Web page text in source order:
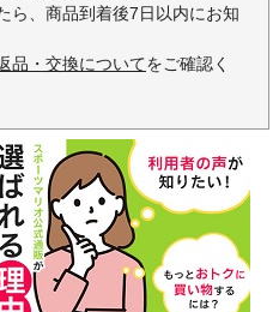
ら、商品到着後7日以内にお知
品・交換についてをご確認く